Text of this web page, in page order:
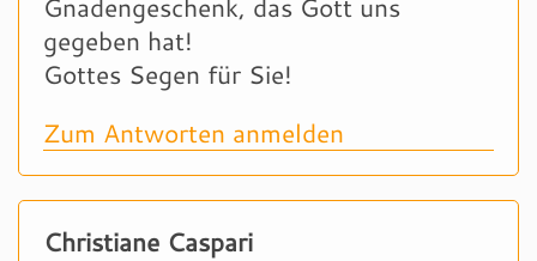
gegeben hat!
Gottes Segen für Sie!
Zum Antworten anmelden
Christiane Caspari